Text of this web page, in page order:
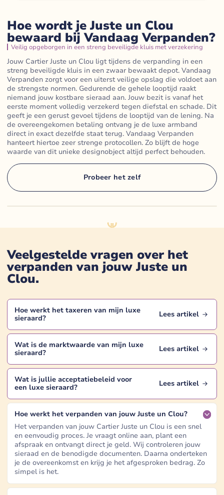
Hoe wordt je Juste un Clou
bewaard bij Vandaag Verpanden?
Veilig opgeborgen in een streng beveiligde kluis met verzekering
Jouw Cartier Juste un Clou ligt tijdens de verpanding in een
streng beveiligde kluis in een zwaar bewaakt depot. Vandaag
Verpanden zorgt voor een uiterst veilige opslag die voldoet aan
de strengste normen. Gedurende de gehele looptijd raakt
niemand jouw kostbare sieraad aan. Jouw bezit is vanaf het
eerste moment volledig verzekerd tegen diefstal en schade. Dit
geeft je een gerust gevoel tijdens de looptijd van de lening. Na
de overeengekomen betaling ontvang je de luxe armband
direct in exact dezelfde staat terug. Vandaag Verpanden
hanteert hiertoe zeer strenge protocollen. Zo blijft de hoge
waarde van dit unieke designobject altijd perfect behouden.
Probeer het zelf
Veelgestelde vragen over het
verpanden van jouw Juste un
Clou.
Hoe werkt het taxeren van mijn luxe
sieraard? Lees artikel
Wat is de marktwaarde van mijn luxe
sieraard? Lees artikel
Wat is jullie acceptatiebeleid voor
een luxe sieraard? Lees artikel
Hoe werkt het verpanden van jouw Juste un Clou?
Het verpanden van jouw Cartier Juste un Clou is een snel
en eenvoudig proces. Je vraagt online aan, plant een
afspraak en ontvangt direct je geld. Wij controleren jouw
sieraad en de benodigde documenten. Daarna onderteken
je de overeenkomst en krijg je het afgesproken bedrag. Zo
simpel is het.